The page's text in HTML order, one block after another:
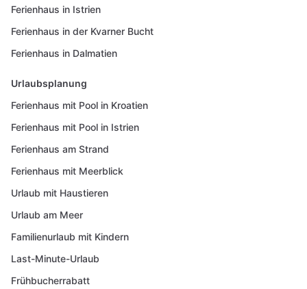
Ferienhaus in Istrien
Ferienhaus in der Kvarner Bucht
Ferienhaus in Dalmatien
Urlaubsplanung
Ferienhaus mit Pool in Kroatien
Ferienhaus mit Pool in Istrien
Ferienhaus am Strand
Ferienhaus mit Meerblick
Urlaub mit Haustieren
Urlaub am Meer
Familienurlaub mit Kindern
Last-Minute-Urlaub
Frühbucherrabatt